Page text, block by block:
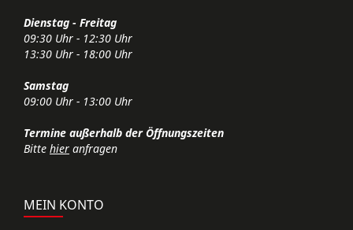
Dienstag - Freitag
09:30 Uhr - 12:30 Uhr
13:30 Uhr - 18:00 Uhr
Samstag
09:00 Uhr - 13:00 Uhr
Termine außerhalb der Öffnungszeiten
Bitte hier anfragen
MEIN KONTO